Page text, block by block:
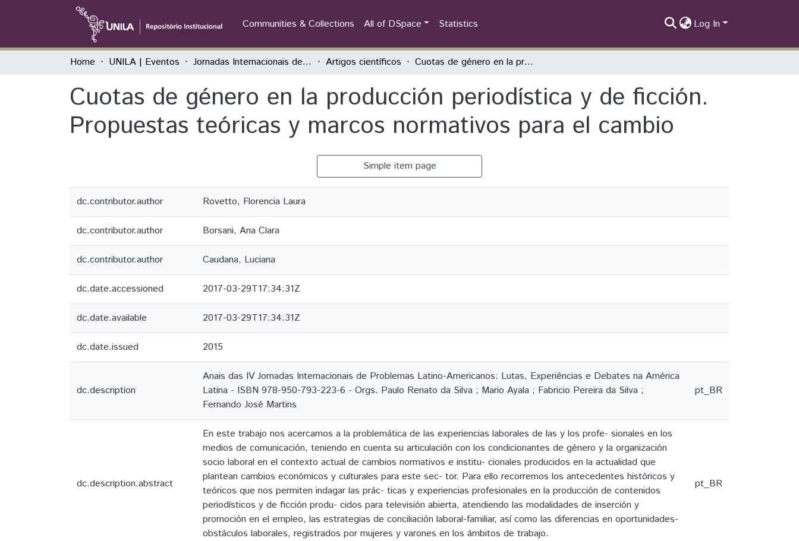
Communities & Collections All of DSpace Statistics Log In
Home UNILA | Eventos Jornadas Internacionais de Problemas Latino-Americanos Artigos científicos Cuotas de género en la producción periodística y de ficción. Propuestas teóricas y marcos normativos para el cambio
Cuotas de género en la producción periodística y de ficción.
Propuestas teóricas y marcos normativos para el cambio
Simple item page
dc.contributor.author Rovetto, Florencia Laura
dc.contributor.author Borsani, Ana Clara
dc.contributor.author Caudana, Luciana
dc.date.accessioned 2017-03-29T17:34:31Z
dc.date.available 2017-03-29T17:34:31Z
dc.date.issued 2015
dc.description
Anais das IV Jornadas Internacionais de Problemas Latino-Americanos: Lutas, Experiências e Debates na América
Latina - ISBN 978-950-793-223-6 - Orgs. Paulo Renato da Silva ; Mario Ayala ; Fabricio Pereira da Silva ;
Fernando José Martins
pt_BR
dc.description.abstract
En este trabajo nos acercamos a la problemática de las experiencias laborales de las y los profe- sionales en los
medios de comunicación, teniendo en cuenta su articulación con los condicionantes de género y la organización
socio laboral en el contexto actual de cambios normativos e institu- cionales producidos en la actualidad que
plantean cambios económicos y culturales para este sec- tor. Para ello recorremos los antecedentes históricos y
teóricos que nos permiten indagar las prác- ticas y experiencias profesionales en la producción de contenidos
periodísticos y de ficción produ- cidos para televisión abierta, atendiendo las modalidades de inserción y
promoción en el empleo, las estrategias de conciliación laboral-familiar, así como las diferencias en oportunidades-
obstáculos laborales, registrados por mujeres y varones en los ámbitos de trabajo.
pt_BR